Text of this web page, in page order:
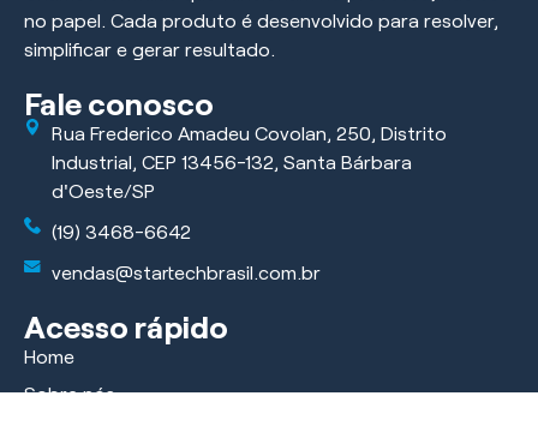
no papel. Cada produto é desenvolvido para resolver,
simplificar e gerar resultado.
Fale conosco
Rua Frederico Amadeu Covolan, 250, Distrito
Industrial, CEP 13456-132, Santa Bárbara
d'Oeste/SP
(19) 3468-6642
vendas@startechbrasil.com.br
Acesso rápido
Home
Sobre nós